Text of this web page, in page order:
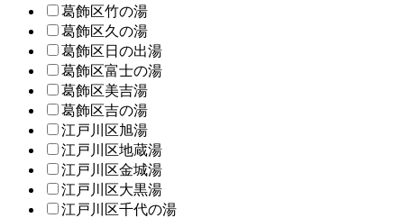
葛飾区竹の湯
葛飾区久の湯
葛飾区日の出湯
葛飾区富士の湯
葛飾区美吉湯
葛飾区吉の湯
江戸川区旭湯
江戸川区地蔵湯
江戸川区金城湯
江戸川区大黒湯
江戸川区千代の湯